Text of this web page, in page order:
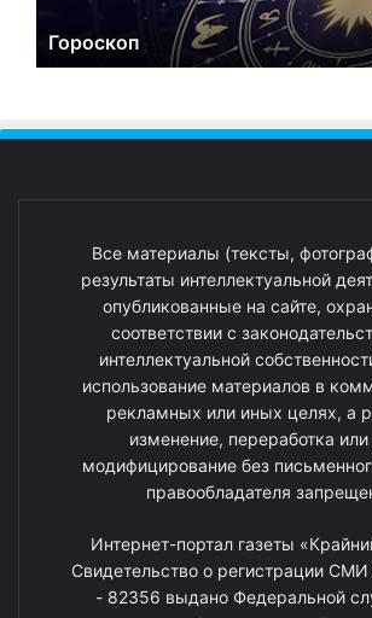
Гороскоп
Все материалы (тексты,
результаты интеллектуальной
опубликованные на сайте,
соответствии с
интеллектуальной
использование материалов в
рекламных или иных целях, а
изменение, переработка
модифицирование без
правообладателя
Интернет-портал газеты
Свидетельство о регистрации
- 82356 выдано Федеральной